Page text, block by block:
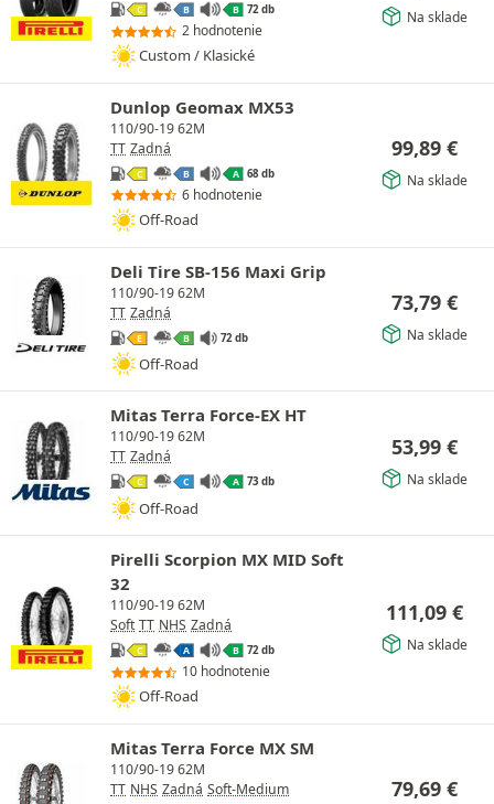
C B B 72 db
2 hodnotenie
Custom / Klasické
Na sklade
Dunlop Geomax MX53
110/90-19 62M
TT Zadná
C B A 68 db
6 hodnotenie
Off-Road
99,89 €
Na sklade
Deli Tire SB-156 Maxi Grip
110/90-19 62M
TT Zadná
E B 72 db
Off-Road
73,79 €
Na sklade
Mitas Terra Force-EX HT
110/90-19 62M
TT Zadná
C C A 73 db
Off-Road
53,99 €
Na sklade
Pirelli Scorpion MX MID Soft
32
110/90-19 62M
Soft TT NHS Zadná
C A B 72 db
10 hodnotenie
Off-Road
111,09 €
Na sklade
Mitas Terra Force MX SM
110/90-19 62M
TT NHS Zadná Soft-Medium 79,69 €